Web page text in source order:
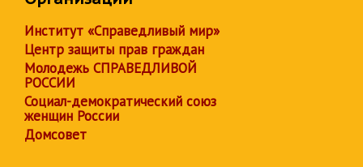
Институт «Справедливый мир»
Центр защиты прав граждан
Молодежь СПРАВЕДЛИВОЙ
РОССИИ
Социал-демократический союз
женщин России
Домсовет